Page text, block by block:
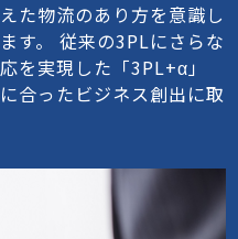
た物流のあり方を意識し
す。 従来の3PLにさらな
を実現した「3PL+α」
合ったビジネス創出に取